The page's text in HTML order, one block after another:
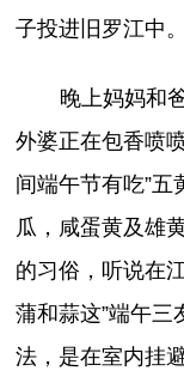
子投进旧罗江中。
晚上妈妈和
外婆正在包香喷
间端午节有吃”五
瓜，咸蛋黄及雄
的习俗，听说在
蒲和蒜这”端午三
法，是在室内挂